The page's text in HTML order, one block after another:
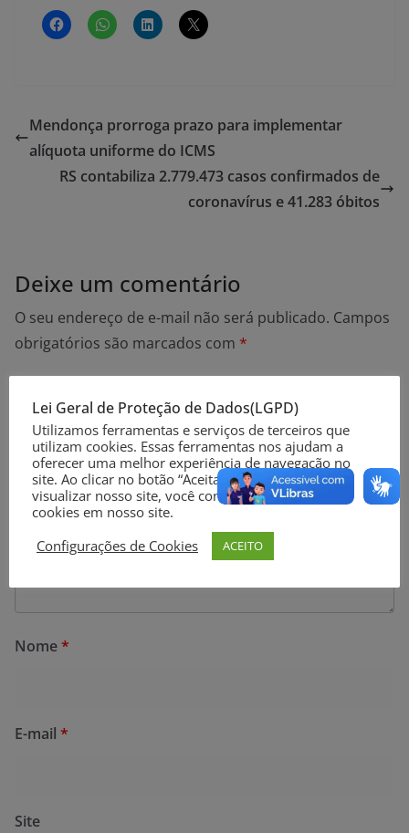
Mendonça prorroga prazo para implementar
alíquota uniforme do ICMS
RS contabiliza 2.779.473 casos confirmados de
coronavírus e 41.283 óbitos
Deixe um comentário
O seu endereço de e-mail não será publicado. Campos
obrigatórios são marcados com *
Comentário *
Nome*
E-mail *
Site
Lei Geral de Proteção de Dados(LGPD)
Utilizamos ferramentas e serviços de terceiros que
utilizam cookies. Essas ferramentas nos ajudam a
oferecer uma melhor experiência de navegação no
site. Ao clicar no botão “Aceitar” ou continuar a
visualizar nosso site, você concorda com o uso de
cookies em nosso site.
Configurações de Cookies
ACEITO